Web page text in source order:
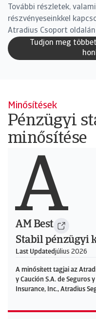
További részletek,
részvényeseinkkel
Atradius Csoport
Tudjon meg
Minősítések
Pénzügyi
minősítése
A
AM Best
Stabil pénzügyi
Last Updatedjúlius 2026
A minősített tagjai az
y Caución S.A. de Seguros
Insurance, Inc., Atradius